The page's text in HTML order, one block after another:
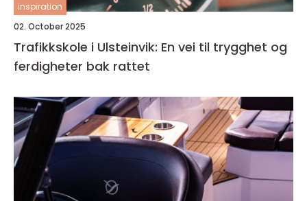
inspiration
02. October 2025
Trafikkskole i Ulsteinvik: En vei til trygghet og
ferdigheter bak rattet